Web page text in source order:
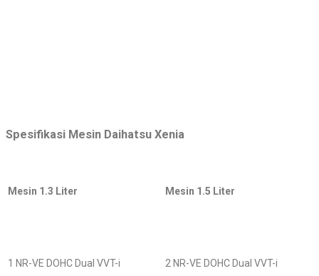
Spesifikasi Mesin Daihatsu Xenia
Mesin 1.3 Liter Mesin 1.5 Liter
1 NR-VE DOHC Dual VVT-i 2 NR-VE DOHC Dual VVT-i